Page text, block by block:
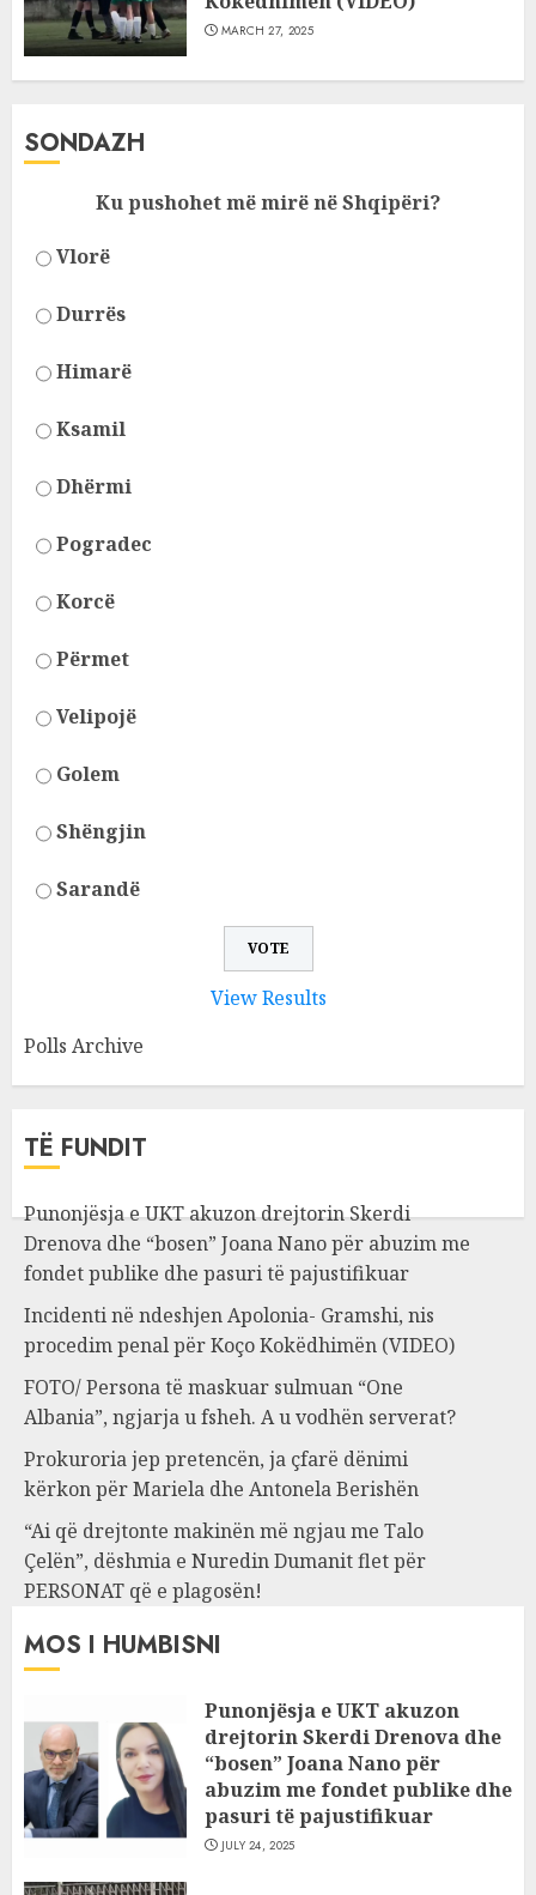
MARCH 27, 2025
SONDAZH
Ku pushohet më mirë në Shqipëri?
Vlorë
Durrës
Himarë
Ksamil
Dhërmi
Pogradec
Korcë
Përmet
Velipojë
Golem
Shëngjin
Sarandë
View Results
Polls Archive
TË FUNDIT
Punonjësja e UKT akuzon drejtorin Skerdi
Drenova dhe “bosen” Joana Nano për abuzim me
fondet publike dhe pasuri të pajustifikuar
Incidenti në ndeshjen Apolonia- Gramshi, nis
procedim penal për Koço Kokëdhimën (VIDEO)
FOTO/ Persona të maskuar sulmuan “One
Albania”, ngjarja u fsheh. A u vodhën serverat?
Prokuroria jep pretencën, ja çfarë dënimi
kërkon për Mariela dhe Antonela Berishën
“Ai që drejtonte makinën më ngjau me Talo
Çelën”, dëshmia e Nuredin Dumanit flet për
PERSONAT që e plagosën!
MOS I HUMBISNI
Punonjësja e UKT akuzon
drejtorin Skerdi Drenova dhe
“bosen” Joana Nano për
abuzim me fondet publike dhe
pasuri të pajustifikuar
JULY 24, 2025